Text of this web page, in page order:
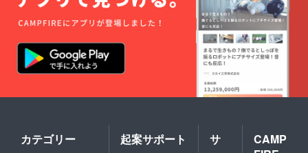
カテゴリー 起案サポート
サ
CAMP